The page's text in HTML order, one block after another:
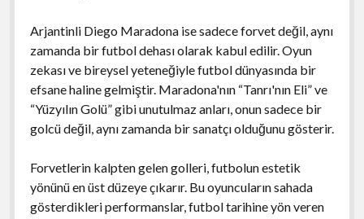
Arjantinli Diego Maradona ise sadece forvet değil, aynı
zamanda bir futbol dehası olarak kabul edilir. Oyun
zekası ve bireysel yeteneğiyle futbol dünyasında bir
efsane haline gelmiştir. Maradona'nın “Tanrı'nın Eli” ve
“Yüzyılın Golü” gibi unutulmaz anları, onun sadece bir
golcü değil, aynı zamanda bir sanatçı olduğunu gösterir.
Forvetlerin kalpten gelen golleri, futbolun estetik
yönünü en üst düzeye çıkarır. Bu oyuncuların sahada
gösterdikleri performanslar, futbol tarihine yön veren